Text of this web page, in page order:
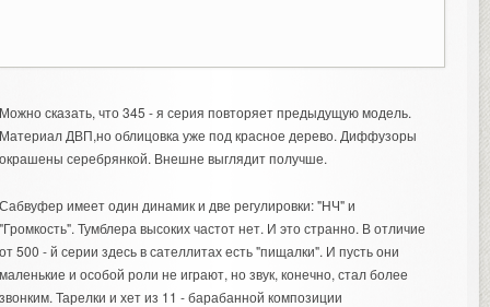
сказать, что 345 - я серия повторяет предыдущую модель.
ДВП,но облицовка уже под красное дерево. Диффузоры
серебрянкой. Внешне выглядит получше.
имеет один динамик и две регулировки: "НЧ" и
Тумблера высоких частот нет. И это странно. В отличие
500 - й серии здесь в сателлитах есть "пищалки". И пусть они
и особой роли не играют, но звук, конечно, стал более
Тарелки и хет из 11 - барабанной композиции